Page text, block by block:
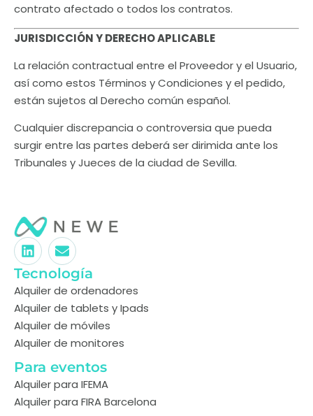
contrato afectado o todos los contratos.
JURISDICCIÓN Y DERECHO APLICABLE
La relación contractual entre el Proveedor y el Usuario,
así como estos Términos y Condiciones y el pedido,
están sujetos al Derecho común español.
Cualquier discrepancia o controversia que pueda
surgir entre las partes deberá ser dirimida ante los
Tribunales y Jueces de la ciudad de Sevilla.
Tecnología
Alquiler de ordenadores
Alquiler de tablets y Ipads
Alquiler de móviles
Alquiler de monitores
Para eventos
Alquiler para IFEMA
Alquiler para FIRA Barcelona